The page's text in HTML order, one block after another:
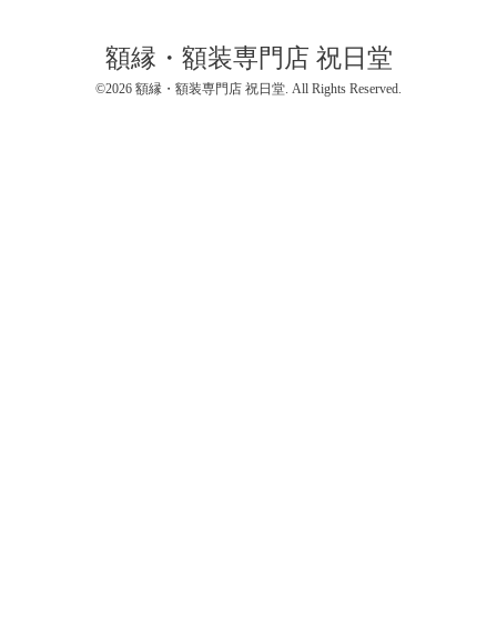
額縁・額装専門店 祝日堂
©2026 額縁・額装専門店 祝日堂 . All Rights Reserved.